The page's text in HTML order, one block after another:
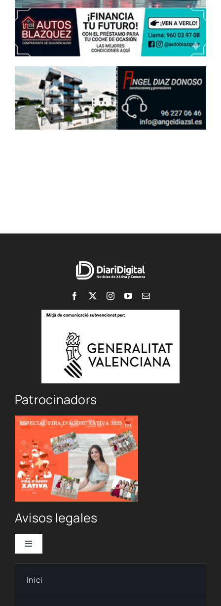
Patrocinadors
Avisos legales
Toggle
Inici